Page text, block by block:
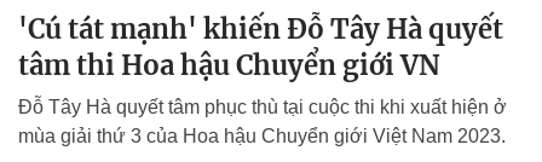
'Cú tát mạnh' khiến Đỗ Tây Hà quyết
tâm thi Hoa hậu Chuyển giới VN
Đỗ Tây Hà quyết tâm phục thù tại cuộc thi khi xuất hiện ở
mùa giải thứ 3 của Hoa hậu Chuyển giới Việt Nam 2023.